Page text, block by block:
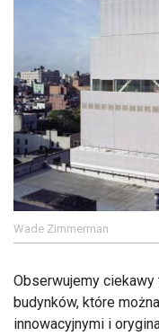
Wade Zimmerman
Obserwujemy
budynków, które
innowacyjnymi i